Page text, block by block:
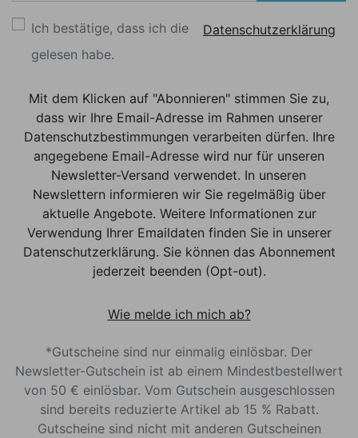
Ich bestätige, dass ich die
Datenschutzerklärung
gelesen habe.
Mit dem Klicken auf "Abonnieren" stimmen Sie zu,
dass wir Ihre Email-Adresse im Rahmen unserer
Datenschutzbestimmungen verarbeiten dürfen. Ihre
angegebene Email-Adresse wird nur für unseren
Newsletter-Versand verwendet. In unseren
Newslettern informieren wir Sie regelmäßig über
aktuelle Angebote. Weitere Informationen zur
Verwendung Ihrer Emaildaten finden Sie in unserer
Datenschutzerklärung. Sie können das Abonnement
jederzeit beenden (Opt-out).
Wie melde ich mich ab?
*Gutscheine sind nur einmalig einlösbar. Der
Newsletter-Gutschein ist ab einem Mindestbestellwert
von 50 € einlösbar. Vom Gutschein ausgeschlossen
sind bereits reduzierte Artikel ab 15 % Rabatt.
Gutscheine sind nicht mit anderen Gutscheinen